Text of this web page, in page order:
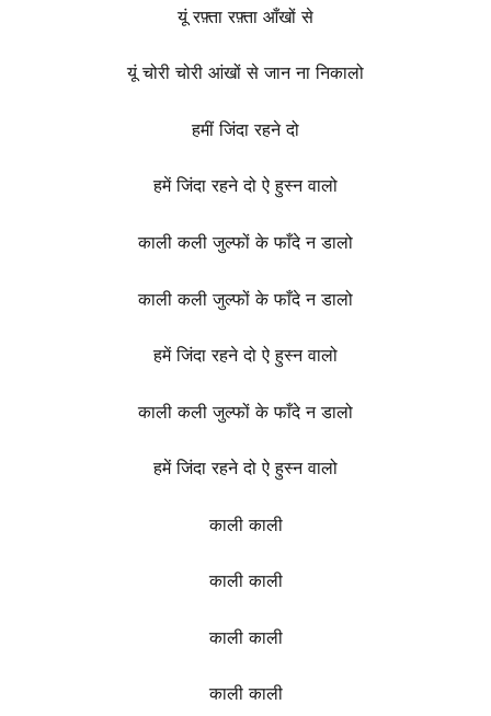
यूं रफ़्ता रफ़्ता आँखों से
यूं चोरी चोरी आंखों से जान ना निकालो
हमीं जिंदा रहने दो
हमें जिंदा रहने दो ऐ हुस्न वालो
काली कली जुल्फों के फाँदे न डालो
काली कली जुल्फों के फाँदे न डालो
हमें जिंदा रहने दो ऐ हुस्न वालो
काली कली जुल्फों के फाँदे न डालो
हमें जिंदा रहने दो ऐ हुस्न वालो
काली काली
काली काली
काली काली
काली काली